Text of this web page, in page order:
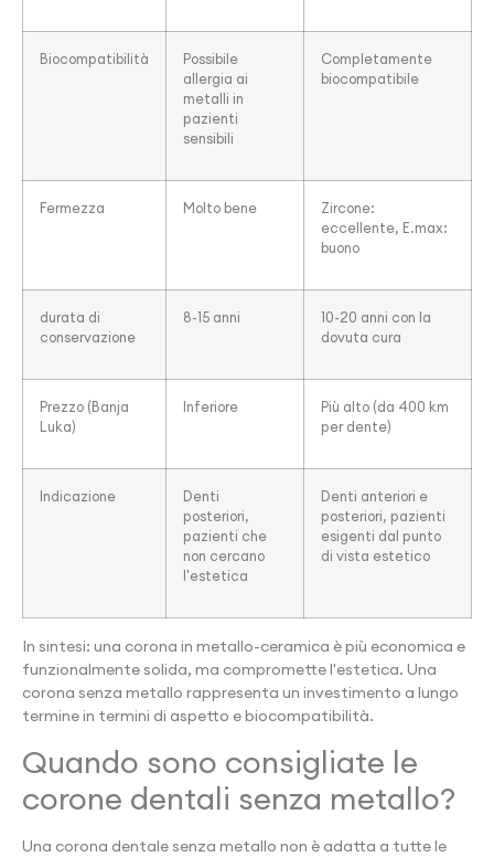
Biocompatibilità
Possibile
allergia ai
metalli in
pazienti
sensibili
Completamente
biocompatibile
Fermezza Molto bene
Zircone:
eccellente, E.max:
buono
durata di
conservazione
8-15 anni
10-20 anni con la
dovuta cura
Prezzo (Banja
Luka)
Inferiore
Più alto (da 400 km
per dente)
Indicazione
Denti
posteriori,
pazienti che
non cercano
l'estetica
Denti anteriori e
posteriori, pazienti
esigenti dal punto
di vista estetico
In sintesi: una corona in metallo-ceramica è più economica e
funzionalmente solida, ma compromette l'estetica. Una
corona senza metallo rappresenta un investimento a lungo
termine in termini di aspetto e biocompatibilità.
Quando sono consigliate le
corone dentali senza metallo?
Una corona dentale senza metallo non è adatta a tutte le